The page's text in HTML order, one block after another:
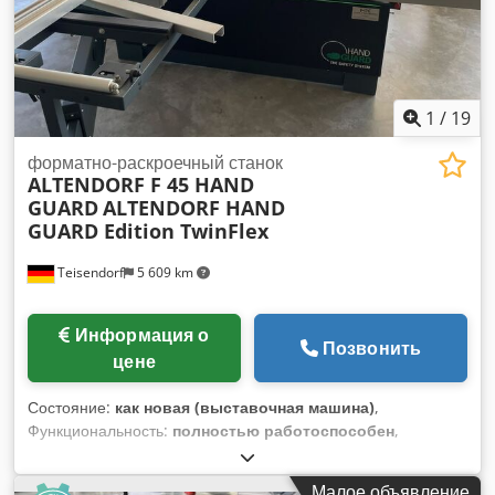
1 / 19
Teisendorf 5 609 km
форматно-раскроечный станок
ALTENDORF F 45 HAND
GUARDALTENDORF HAND
GUARD Edition TwinFlex
цене
Позвонить
Состояние: как новая (выставочная машина),
Функциональность: полностью работоспособен,
Форматная круглая пила ALTENDORF, система защиты рук
Новейшее программное обеспечение, версия 7/26